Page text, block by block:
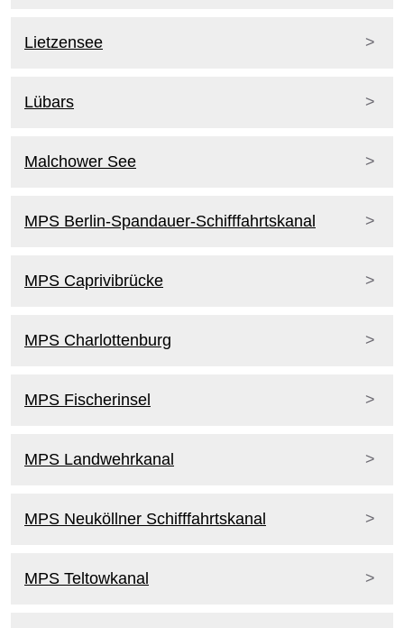
Lietzensee
Lübars
Malchower See
MPS Berlin-Spandauer-Schifffahrtskanal
MPS Caprivibrücke
MPS Charlottenburg
MPS Fischerinsel
MPS Landwehrkanal
MPS Neuköllner Schifffahrtskanal
MPS Teltowkanal